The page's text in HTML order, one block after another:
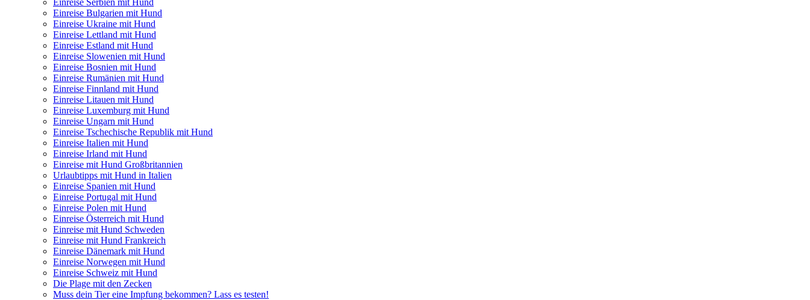
Einreise Serbien mit Hund
Einreise Bulgarien mit Hund
Einreise Ukraine mit Hund
Einreise Lettland mit Hund
Einreise Estland mit Hund
Einreise Slowenien mit Hund
Einreise Bosnien mit Hund
Einreise Rumänien mit Hund
Einreise Finnland mit Hund
Einreise Litauen mit Hund
Einreise Luxemburg mit Hund
Einreise Ungarn mit Hund
Einreise Tschechische Republik mit Hund
Einreise Italien mit Hund
Einreise Irland mit Hund
Einreise mit Hund Großbritannien
Urlaubtipps mit Hund in Italien
Einreise Spanien mit Hund
Einreise Portugal mit Hund
Einreise Polen mit Hund
Einreise Österreich mit Hund
Einreise mit Hund Schweden
Einreise mit Hund Frankreich
Einreise Dänemark mit Hund
Einreise Norwegen mit Hund
Einreise Schweiz mit Hund
Die Plage mit den Zecken
Muss dein Tier eine Impfung bekommen? Lass es testen!